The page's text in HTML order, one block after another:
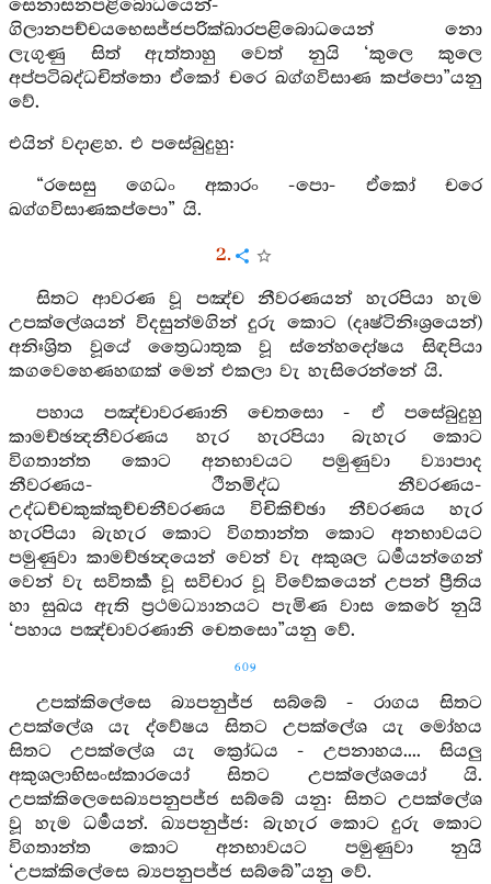
සෙනාසනපළිබොධයෙන්-
ගිලානපච්චයභෙසජ්ජපරික්ඛාරපළිබොධයෙන් නො
ලැගුණු සිත් ඇත්තාහු වෙත් නුයි ‘කුලෙ කුලෙ
අප්පටිබද්ධචිත්තො ඒකෝ චරෙ ඛග්ගවිසාණ කප්පො”යනු
වේ.
එයින් වදාළහ. එ පසේබුදුහු:
“රසෙසු ගෙධං අකාරං -පො- ඒකෝ චරෙ
ඛග්ගවිසාණකප්පො” යි.
2.
සිතට ආවරණ වූ පඤ්ච නීවරණයන් හැරපියා හැම
උපක්ලේශයන් විදසුන්මගින් දුරු කොට (දෘෂ්ටිනිඃශ්‍රයෙන්)
අනිඃශ්‍රිත වූයේ ත්‍රෛධාතුක වූ ස්නේහදෝෂය සිඳපියා
කගවෙහෙණහඟක් මෙන් එකලා වැ හැසිරෙන්නේ යි.
පහාය පඤ්චාවරණානි චෙතසො - ඒ පසේබුදුහු
කාමච්ඡන්‍දනීවරණය හැර හැරපියා බැහැර කොට
විගතාන්ත කොට අනභාවයට පමුණුවා ව්‍යාපාද
නීවරණය- ථීනමිද්ධ නීවරණය-
උද්ධච්චකුක්කුච්චනීවරණය විචිකිච්ඡා නීවරණය හැර
හැරපියා බැහැර කොට විගතාන්ත කොට අනභාවයට
පමුණුවා කාමච්ඡන්‍දයෙන් වෙන් වැ අකුශල ධර්‍මයන්ගෙන්
වෙන් වැ සවිතර්‍ක වූ සවිචාර වූ විවේකයෙන් උපන් ප්‍රීතිය
හා සුඛය ඇති ප්‍රථමධ්‍යානයට පැමිණ වාස කෙරේ නුයි
‘පහාය පඤ්චාවරණානි චෙතසො”යනු වේ.
609
උපක්කිලේසෙ බ්‍යපනුජ්ජ සබ්බේ - රාගය සිතට
උපක්ලේශ යැ ද්වේෂය සිතට උපක්ලේශ යැ මෝහය
සිතට උපක්ලේශ යැ ක්‍රෝධය - උපනාහය.... සියලු
අකුශලාභිසංස්කාරයෝ සිතට උපක්ලේශයෝ යි.
උපක්කිලෙසෙබ්‍යපනුපජ්ජ සබ්බේ යනු: සිතට උපක්ලේශ
වූ හැම ධර්‍මයන්. ඛ්‍යපනුජ්ජ: බැහැර කොට දුරු කොට
විගතාන්ත කොට අනභාවයට පමුණුවා නුයි
‘උපක්කිලේසෙ බ්‍යපනුපජ්ජ සබ්බේ”යනු වේ.